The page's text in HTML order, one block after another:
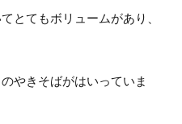
とてもボリュームがあり、
やきそばがはいっていま